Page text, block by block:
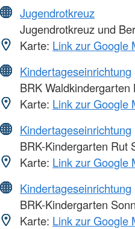
Jugendrotkreuz
Jugendrotkreuz und
Karte: Link zur Google
Kindertageseinrichtung
BRK Waldkindergarten
Karte: Link zur Google
Kindertageseinrichtung
BRK-Kindergarten Rut
Karte: Link zur Google
Kindertageseinrichtung
BRK-Kindergarten
Karte: Link zur Google